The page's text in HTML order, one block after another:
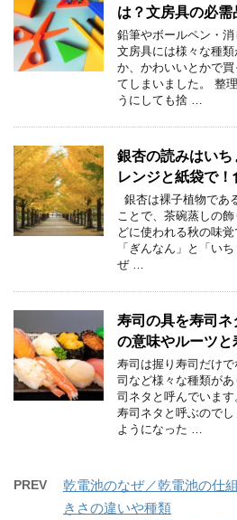
は？文房具の必需
鉛筆やボールペン・
文房具には様々な種
か、かわいいとかで
てしまいました。 整
うにしても捨 …
銀杏の読みはい
レンジと紙袋で
銀杏は裸子植物であ
ことで、茶碗蒸しの
どに使われる秋の味
「ぎんなん」と「い
ぜ …
寿司の具を寿司
の意味やルーツ
寿司は握り寿司だけ
司など様々な種類が
司ネタと呼んでいま
寿司ネタと呼ぶので
ようになった …
PREV
乾電池のなぜ／乾電池の仕
きさの違いや種類